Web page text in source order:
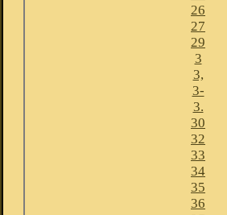
26
27
29
3
3,
3-
3.
30
32
33
34
35
36